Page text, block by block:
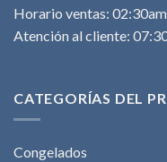
Horario ventas:
Atención al cliente:
CATEGORÍAS DEL
Congelados